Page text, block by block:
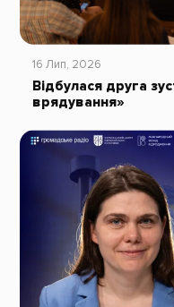
16 Лип, 2026
Відбулася друга
врядування»